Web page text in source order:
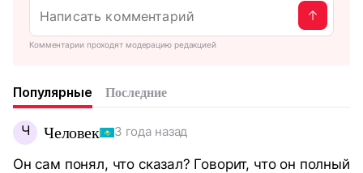
Комментарии проходят модерацию редакцией
Популярные Последние
Ч Человек 3 года назад
Он сам понял, что сказал? Говорит, что он полный